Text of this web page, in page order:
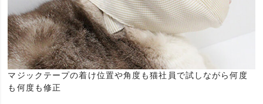
マジックテープの着け位置や角度も猫社員で試しながら何度
も何度も修正